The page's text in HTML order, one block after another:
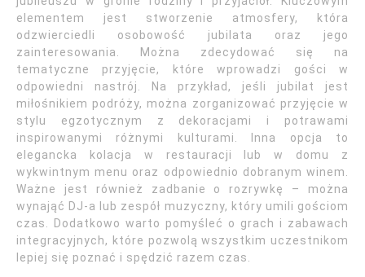
elementem jest stworzenie atmosfery, która
odzwierciedli osobowość jubilata oraz jego
zainteresowania. Można zdecydować się na
tematyczne przyjęcie, które wprowadzi gości w
odpowiedni nastrój. Na przykład, jeśli jubilat jest
miłośnikiem podróży, można zorganizować przyjęcie w
stylu egzotycznym z dekoracjami i potrawami
inspirowanymi różnymi kulturami. Inna opcja to
elegancka kolacja w restauracji lub w domu z
wykwintnym menu oraz odpowiednio dobranym winem.
Ważne jest również zadbanie o rozrywkę – można
wynająć DJ-a lub zespół muzyczny, który umili gościom
czas. Dodatkowo warto pomyśleć o grach i zabawach
integracyjnych, które pozwolą wszystkim uczestnikom
lepiej się poznać i spędzić razem czas.